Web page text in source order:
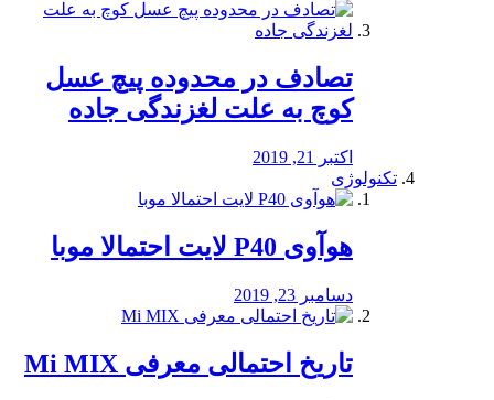
تصادف در محدوده پیچ عسل
کوچ به علت لغزندگی جاده
اکتبر 21, 2019
تکنولوژی
هوآوی P40 لایت احتمالا موبا
دسامبر 23, 2019
تاریخ احتمالی معرفی Mi MIX